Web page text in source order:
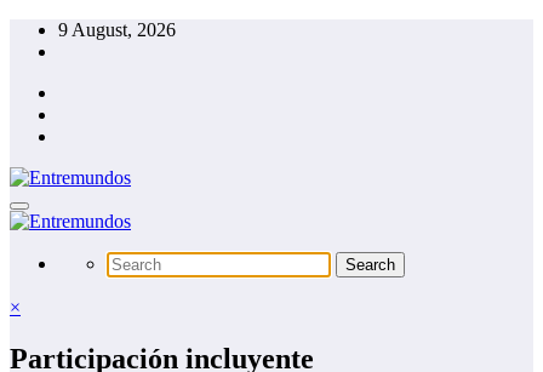
Skip
9 August, 2026
×
Participación incluyente